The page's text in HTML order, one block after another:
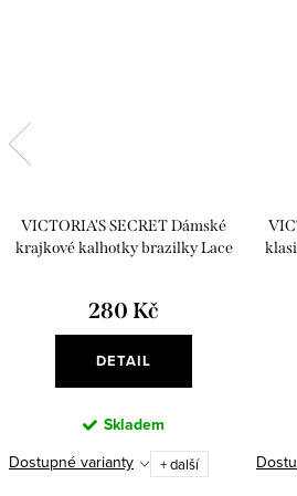
VICTORIA'S SECRET Dámské
krajkové kalhotky brazilky Lace
280 Kč
DETAIL
Skladem
Dostupné varianty + další